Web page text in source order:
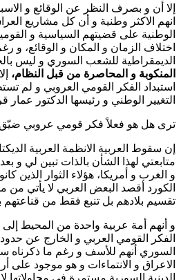
إلا أن و بصرف النظر عن الوقائع و
انهم الاكثر وطنية و أن كل مشاريع
الوطنية على قضيتهم السياسية و
اختلاف الزمان و المكان و الوقائع،
الديمقراطية للشعب السوري و ليس
المنكوبة و المحاصرة من قبل النظام،
استبداد الفكر القومي العروبي و لم
التغيير الوطني و رئيسها الدكتور
ترى هل هو فعلاً فكر قومي عروبي
إن سقوط العربية الانظمة العربية
متابعتي لهذا الشأن بالذات تبين لي و
و الغرب و أمريكا، هؤلاء الثوار الذين
الكورد أقصد البعض العربي لا يأتي
تقسيم بلادهم بل تنبع فقط من
و أنهم أمة عربية واحدة من المحيط
الفكر القومي العربي و الخارج عن
السوري أنهم للأسف و رغم ما ذكرناه
الاعراق و الانتماءات و هو موجود
الدينية السورية مستمرة في